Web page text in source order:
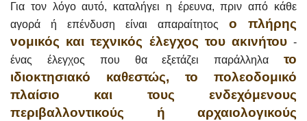
Για τον λόγο αυτό, καταλήγει η έρευνα, πριν από κάθε
αγορά ή επένδυση είναι απαραίτητος ο πλήρης
νομικός και τεχνικός έλεγχος του ακινήτου -
ένας έλεγχος που θα εξετάζει παράλληλα το
ιδιοκτησιακό καθεστώς, το πολεοδομικό
πλαίσιο και τους ενδεχόμενους
περιβαλλοντικούς ή αρχαιολογικούς